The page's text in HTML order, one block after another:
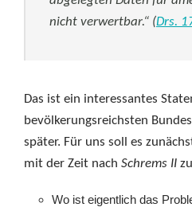
nicht verwertbar.“ (Drs.
Das ist ein interessantes
bevölkerungsreichsten
später. Für uns soll es
mit der Zeit nach Schrems II
Wo ist eigentlich das